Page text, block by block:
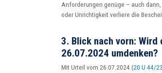
Anforderungen genüge – auch
oder Unrichtigkeit verliere die
3. Blick nach vorn: Wird
26.07.2024 umdenken?
Mit Urteil vom 26.07.2024 (20 U 44/23